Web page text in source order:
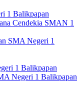
1 Balikpapan
Cendekia SMAN 1
SMA Negeri 1
1 Balikpapan
Negeri 1 Balikpapan